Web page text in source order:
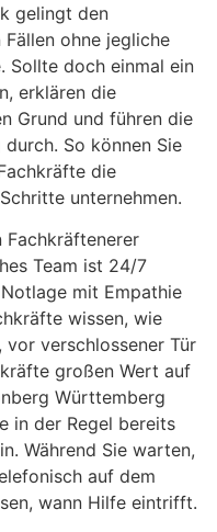
gelingt den
ohne jegliche
Sollte doch einmal ein
erklären die
Grund und führen die
So können Sie
die
unternehmen.
Fachkräftenerer
Team ist 24/7
mit Empathie
wissen, wie
vor verschlossener Tür
großen Wert auf
Württemberg
in der Regel bereits
Während Sie warten,
auf dem
wann Hilfe eintrifft.